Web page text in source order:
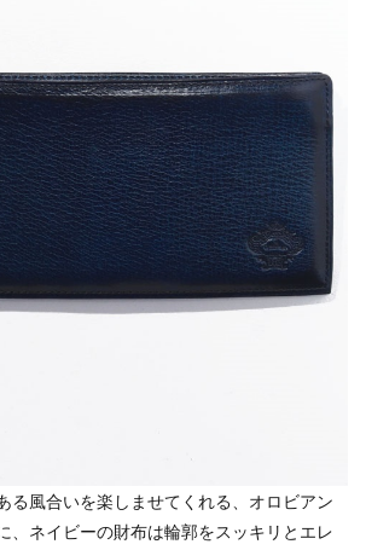
る風合いを楽しませてくれる、オロビアン
、ネイビーの財布は輪郭をスッキリとエレ